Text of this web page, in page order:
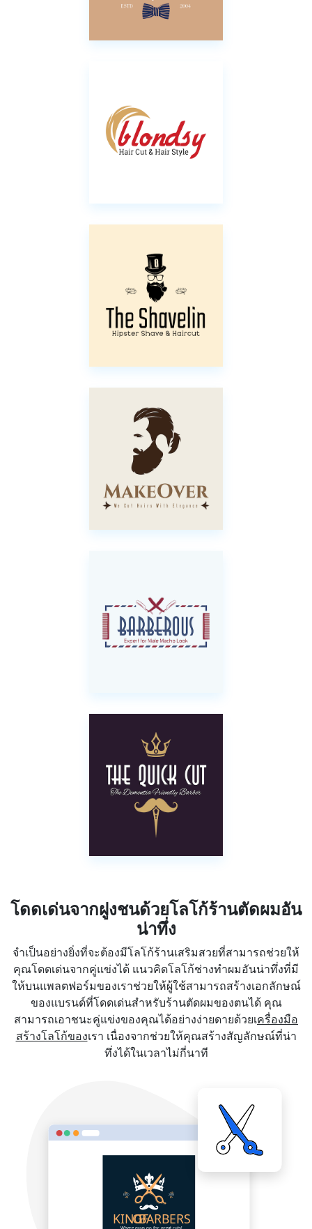
โดดเด่นจากฝูงชนด้วยโลโก้ร้านตัดผมอัน
น่าทึ่ง
จำเป็นอย่างยิ่งที่จะต้องมีโลโก้ร้านเสริมสวยที่สามารถช่วยให้
คุณโดดเด่นจากคู่แข่งได้ แนวคิดโลโก้ช่างทำผมอันน่าทึ่งที่มี
ให้บนแพลตฟอร์มของเราช่วยให้ผู้ใช้สามารถสร้างเอกลักษณ์
ของแบรนด์ที่โดดเด่นสำหรับร้านตัดผมของตนได้ คุณ
สามารถเอาชนะคู่แข่งของคุณได้อย่างง่ายดายด้วยเครื่องมือ
สร้างโลโก้ของเรา เนื่องจากช่วยให้คุณสร้างสัญลักษณ์ที่น่า
ทึ่งได้ในเวลาไม่กี่นาที